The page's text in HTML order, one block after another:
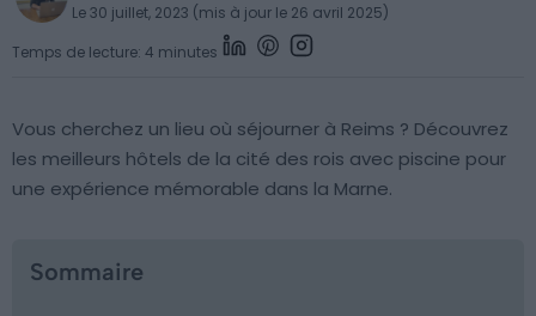
Le 30 juillet, 2023 (mis à jour le 26 avril 2025)
Temps de lecture: 4 minutes
Vous cherchez un lieu où séjourner à Reims ? Découvrez
les meilleurs hôtels de la cité des rois avec piscine pour
une expérience mémorable dans la Marne.
Sommaire